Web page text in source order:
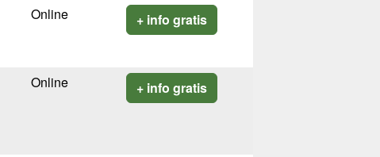
Online + info gratis
Online + info gratis